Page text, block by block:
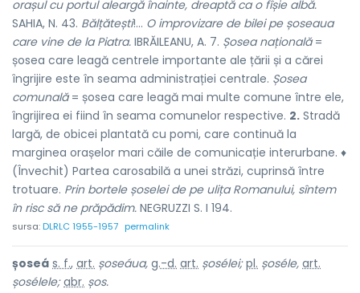
orașul cu portul aleargă înainte, dreaptă ca o fîșie albă.
SAHIA, N. 43. Bălțătești!... O improvizare de bilei pe șoseaua
care vine de la Piatra. IBRĂILEANU, A. 7. Șosea națională=
șosea care leagă centrele importante ale țării și a cărei
îngrijire este în seama administrației centrale. Șosea
comunală= șosea care leagă mai multe comune între ele,
îngrijirea ei fiind în seama comunelor respective. 2. Stradă
largă, de obicei plantată cu pomi, care continuă la
marginea orașelor mari căile de comunicație interurbane. ♦
(Învechit) Partea carosabilă a unei străzi, cuprinsă între
trotuare. Prin bortele șoselei de pe ulița Romanului, sîntem
în risc să ne prăpădim. NEGRUZZI S. I 194.
sursa:DLRLC 1955-1957 permalink
șoseá s. f., art. șoseáua, g.-d. art. șosélei; pl. șoséle, art.
șosélele; abr. șos.